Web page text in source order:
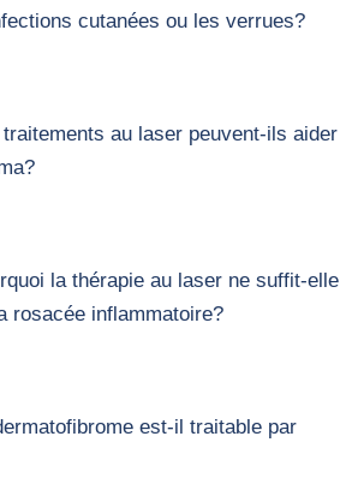
cutanées ou les verrues?
traitements au laser peuvent-ils aider
la thérapie au laser ne suffit-elle
rosacée inflammatoire?
est-il traitable par